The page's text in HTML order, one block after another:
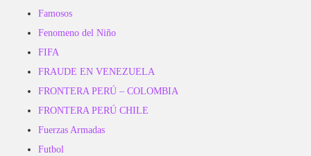
Famosos
Fenomeno del Niño
FIFA
FRAUDE EN VENEZUELA
FRONTERA PERÚ – COLOMBIA
FRONTERA PERÚ CHILE
Fuerzas Armadas
Futbol